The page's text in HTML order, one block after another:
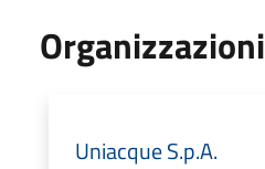
Organizzazioni
Uniacque S.p.A.